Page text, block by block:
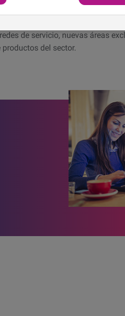
con plataformas avanzadas que
de servicio, nuevas áreas
del sector.